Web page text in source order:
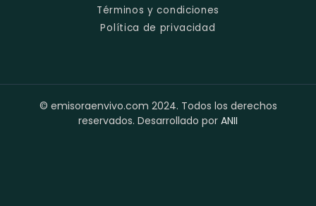
Términos y condiciones
Política de privacidad
© emisoraenvivo.com 2024. Todos los derechos
reservados. Desarrollado por ANII